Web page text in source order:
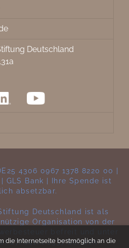
Deutschland
4306 0967 1378 8220 00 |
| GLS Bank | Ihre Spende ist
absetzbar.
Deutschland ist als
Organisation von der
27/641/00537 bei den
die Internetseite bestmöglich an die